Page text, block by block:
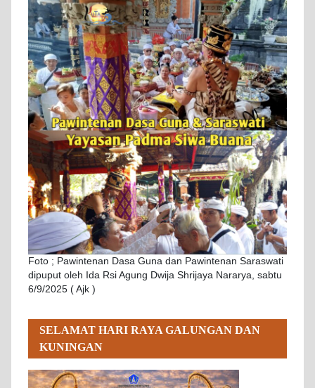
Foto ; Pawintenan Dasa Guna dan Pawintenan Saraswati
dipuput oleh Ida Rsi Agung Dwija Shrijaya Nararya, sabtu
6/9/2025 ( Ajk )
SELAMAT HARI RAYA GALUNGAN DAN
KUNINGAN